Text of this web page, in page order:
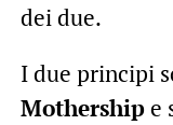
dei due.
I due principi
Mothershipe